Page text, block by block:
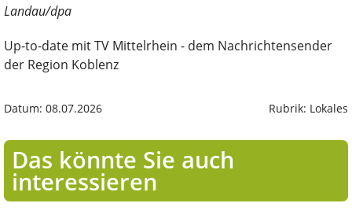
Landau/dpa
Up-to-date mit TV Mittelrhein - dem Nachrichtensender
der Region Koblenz
Datum: 08.07.2026 Rubrik: Lokales
Das könnte Sie auch
interessieren